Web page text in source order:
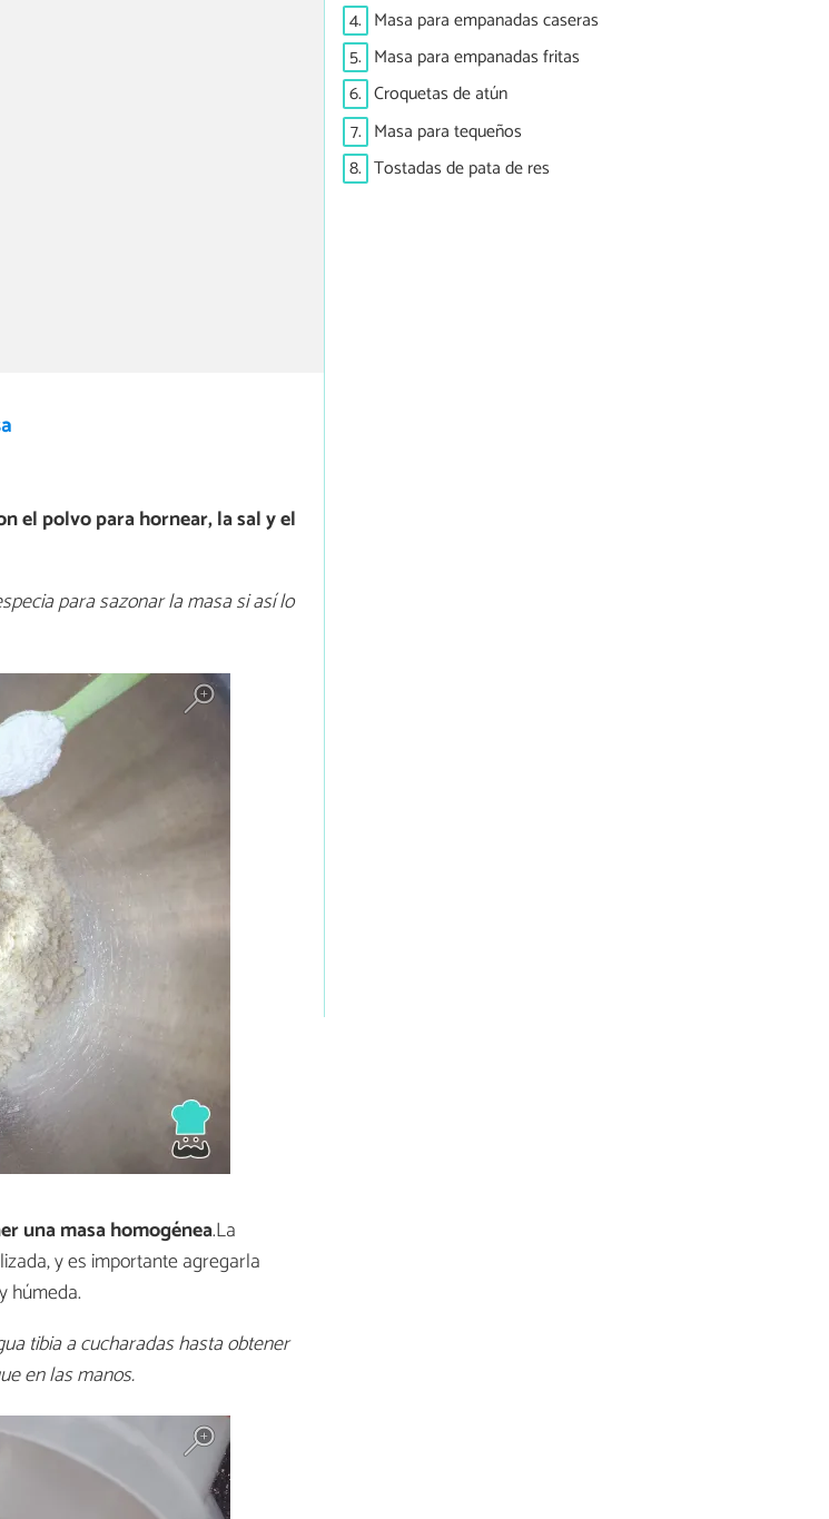
el polvo para hornear, la sal y el
para sazonar la masa si así lo
una masa homogénea.La
y es importante agregarla
húmeda.
tibia a cucharadas hasta obtener
en las manos.
4. Masa para empanadas caseras
5. Masa para empanadas fritas
6. Croquetas de atún
7. Masa para tequeños
8. Tostadas de pata de res